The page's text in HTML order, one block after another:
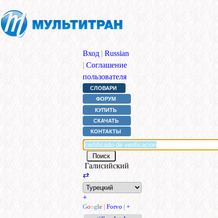
Вход | Russian
| Соглашение
пользователя
СЛОВАРИ
ФОРУМ
КУПИТЬ
СКАЧАТЬ
КОНТАКТЫ
Галисийский
⇄
+
Google | Forvo | +